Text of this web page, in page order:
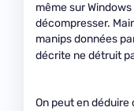
même sur
décompresser.
manips données
décrite ne détruit
On peut en déduire